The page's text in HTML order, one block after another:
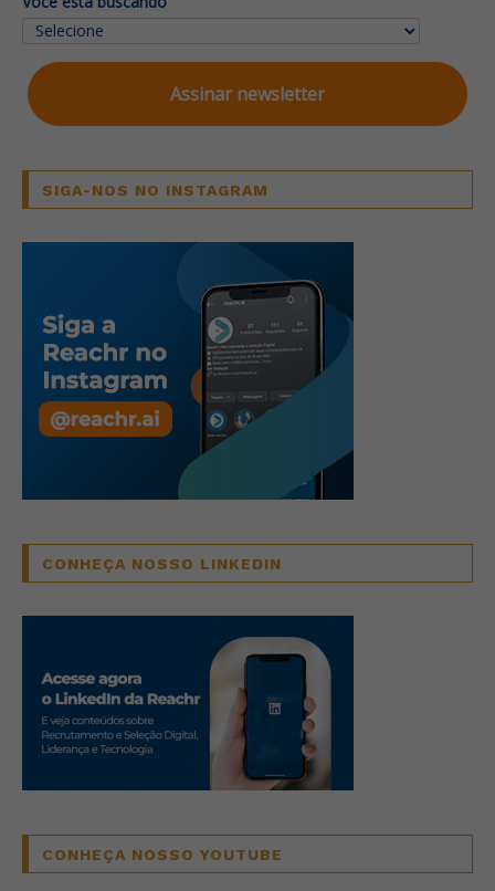
Assinar newsletter
SIGA-NOS NO INSTAGRAM
CONHEÇA NOSSO LINKEDIN
CONHEÇA NOSSO YOUTUBE